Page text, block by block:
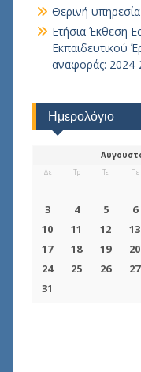
Θερινή
Ετήσια Έκθεση
Εκπαιδευτικού
αναφοράς: 2024-
Ημερολόγιο